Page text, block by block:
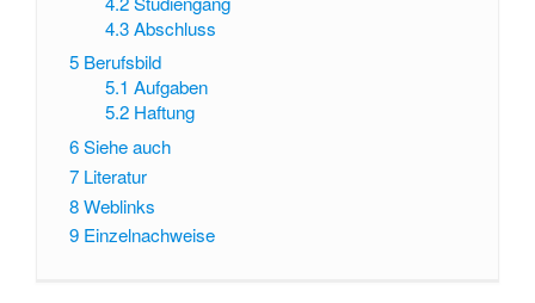
4.3 Abschluss
5 Berufsbild
5.1 Aufgaben
5.2 Haftung
6Siehe auch
7 Literatur
8Weblinks
9 Einzelnachweise